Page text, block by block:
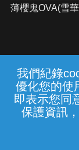
我們紀錄
優化您的使
即表示您同
保護資訊
薄櫻鬼OVA(雪
常見問題
中華電
(